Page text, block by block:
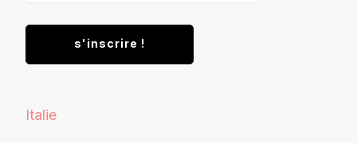
Italie